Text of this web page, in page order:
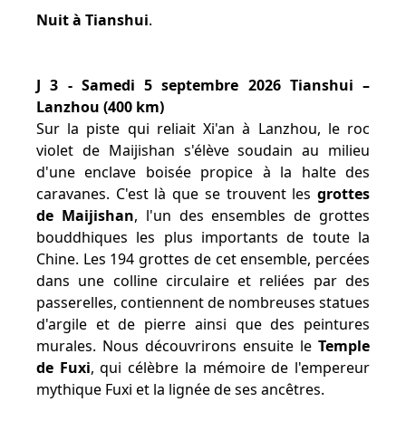
Nuit à Tianshui.
J 3 - Samedi 5 septembre 2026 Tianshui –
Lanzhou (400 km)
Sur la piste qui reliait Xi'an à Lanzhou, le roc
violet de Maijishan s'élève soudain au milieu
d'une enclave boisée propice à la halte des
caravanes. C'est là que se trouvent les grottes
de Maijishan, l'un des ensembles de grottes
bouddhiques les plus importants de toute la
Chine. Les 194 grottes de cet ensemble, percées
dans une colline circulaire et reliées par des
passerelles, contiennent de nombreuses statues
d'argile et de pierre ainsi que des peintures
murales. Nous découvrirons ensuite le Temple
de Fuxi, qui célèbre la mémoire de l'empereur
mythique Fuxi et la lignée de ses ancêtres.